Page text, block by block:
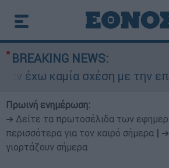
BREAKING NEWS:
καμία σχέση με την
Πρωινή ενημέρωση:
➔ Δείτε τα πρωτοσέλιδα των
περισσότερα για τον καιρό σήμερα
➔
γιορτάζουν σήμερα